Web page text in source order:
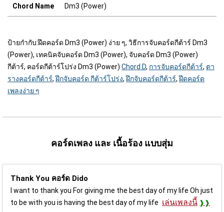
Chord Name Dm3 (Power)
ป้ายกำกับ:ฝึดคอร์ด Dm3 (Power) ง่าย ๆ, วิธีการจับคอร์ดกีต้าร์ Dm3
(Power), เทคนิคจับคอร์ด Dm3 (Power), จับคอร์ด Dm3 (Power)
กีต้าร์, คอร์ดกีต้าร์โปร่ง Dm3 (Power) Chord D, การจับคอร์ดกีต้าร์, ตา
รางคอร์ดกีต้าร์,ฝึกจับคอร์ด กีต้าร์โปร่ง,ฝึกจับคอร์ดกีต้าร์,ฝึดคอร์ด
เพลงง่าย ๆ
คอร์ดเพลง และ เนื้อร้อง แบบสุ่ม
Thank You คอร์ด Dido
I want to thank you For giving me the best day of my life Oh just
to be with you is having the best day of my life เล่นเพลงนี้